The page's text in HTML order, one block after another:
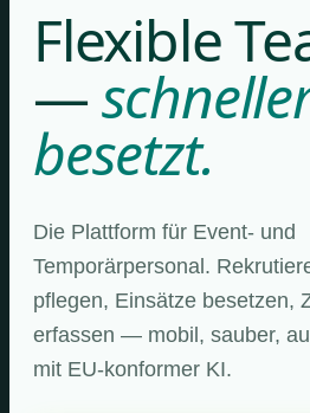
Flexible
—
besetzt.
Die Plattform für Event- und
Temporärpersonal.
pflegen, Einsätze besetzen,
erfassen — mobil, sauber,
mit EU-konformer KI.